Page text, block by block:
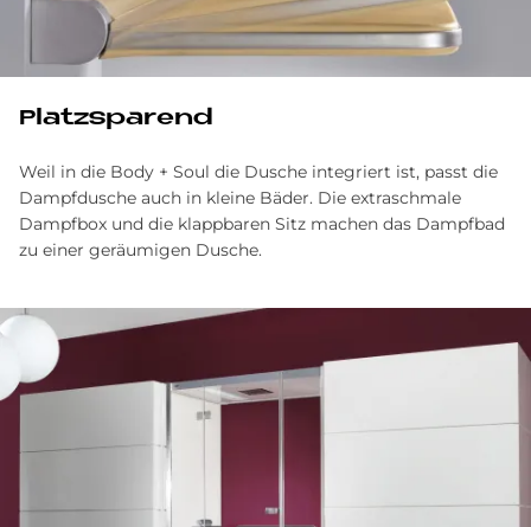
Platz­spa­rend
Weil in die Body + Soul die Dusche integriert ist, passt die
Dampfdusche auch in kleine Bäder. Die extraschmale
Dampfbox und die klappbaren Sitz machen das Dampfbad
zu einer geräumigen Dusche.